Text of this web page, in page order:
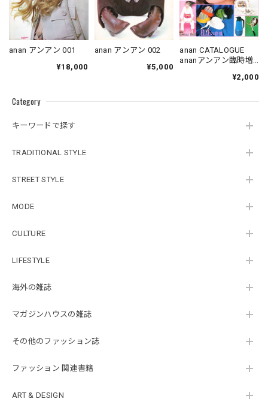
Category
キーワードで探す
TRADITIONAL STYLE
STREET STYLE
MODE
CULTURE
LIFESTYLE
海外の雑誌
マガジンハウスの雑誌
その他のファッション誌
ファッション 関連書籍
ART & DESIGN
anan アンアン 001
¥18,000
anan アンアン 002
¥5,000
anan CATALOGUE
ananアンアン臨時増
¥2,000